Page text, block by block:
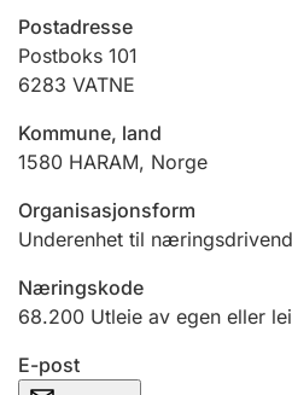
Offentlig sektor
Andre tema
Postadresse
Postboks 101
6283 VATNE
Kommune, land
1580 HARAM, Norge
Organisasjonsform
Underenhet til
Næringskode
68.200 Utleie av egen eller
E-post